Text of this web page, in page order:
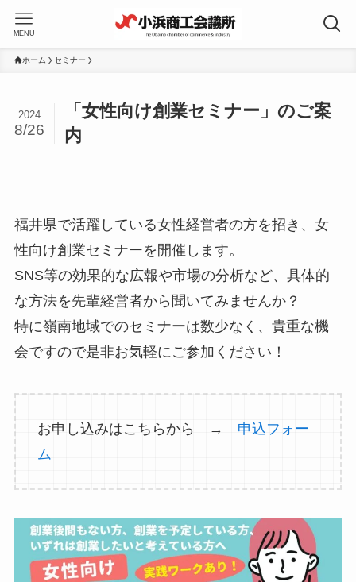
MENU
ホーム セミナー
「女性向け創業セミナー」のご案
内
2024
8/26
福井県で活躍している女性経営者の方を招き、女
性向け創業セミナーを開催します。
SNS等の効果的な広報や市場の分析など、具体的
な方法を先輩経営者から聞いてみませんか？
特に嶺南地域でのセミナーは数少なく、貴重な機
会ですので是非お気軽にご参加ください！
お申し込みはこちらから → 申込フォー
ム